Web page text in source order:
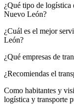
¿Qué tipo de logística
Nuevo León?
¿Cuál es el mejor
León?
¿Qué empresas de
¿Recomiendas el
Como habitantes y
logística y transporte